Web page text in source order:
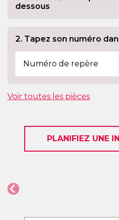
dessous
2. Tapez son numéro
Voir toutes les pièces
PLANIFIEZ UNE